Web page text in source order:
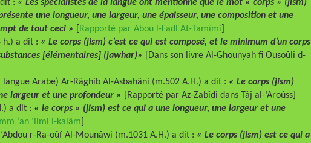
: « Les spécialistes de la langue ont mentionné que le mot « corps » (jism)
une longueur, une largeur, une épaisseur, une composition et une
de tout ceci »
Rapporté par Abou l-Fadl At-Tamîmi
h.) a dit : « Le corps (jism) c’est ce qui est composé, et le minimum d’un corps
[élémentaires] (jawhar)»
[Dans son livre Al-Ghounyah fî Ousoûli d-
Arabe) Ar-Râghib Al-Asbahâni (m.502 A.H.) a dit : « Le corps (jism)
largeur et une profondeur »
[Rapporté par Az-Zabîdi dans Tâj al-‘Aroûss]
a dit : « le corps » (jism) est ce qui a une longueur, une largeur et une
‘an ‘ilmi l-kalâm
r-Ra-oûf Al-Mounâwi (m.1031 A.H.) a dit : « Le corps (jism) est ce qui a